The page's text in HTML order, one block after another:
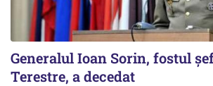
Generalul Ioan Sorin, fostul
Terestre, a decedat